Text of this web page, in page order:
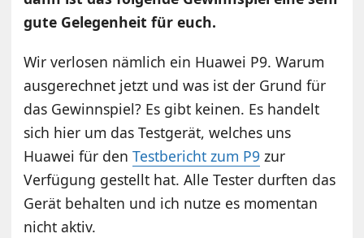
gute Gelegenheit für euch.
Wir verlosen nämlich ein Huawei P9. Warum
ausgerechnet jetzt und was ist der Grund für
das Gewinnspiel? Es gibt keinen. Es handelt
sich hier um das Testgerät, welches uns
Huawei für denTestbericht zum P9 zur
Verfügung gestellt hat. Alle Tester durften das
Gerät behalten und ich nutze es momentan
nicht aktiv.